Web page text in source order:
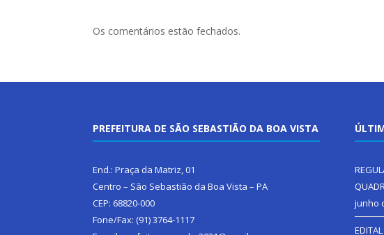
Os comentários estão fechados.
PREFEITURA DE SÃO SEBASTIÃO DA BOA VISTA
End.: Praça da Matriz, 01
Centro – São Sebastião da Boa Vista – PA
CEP: 68820-000
Fone/Fax: (91) 3764-1117
junho